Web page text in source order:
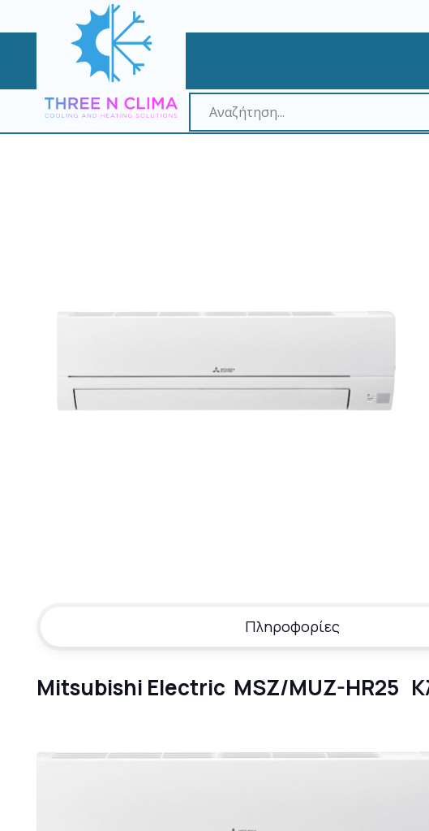
Πληροφορίες
Mitsubishi Electric MSZ/MUZ-HR25